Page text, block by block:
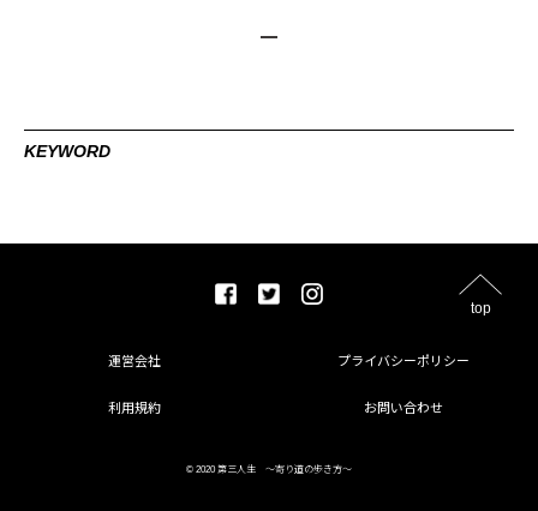
KEYWORD
top
運営会社 プライバシーポリシー
利用規約 お問い合わせ
© 2020 第三人生 〜寄り道の歩き方〜